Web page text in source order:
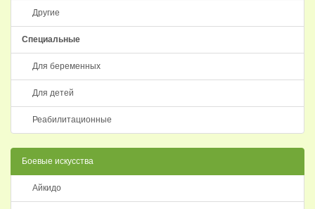
Другие
Специальные
Для беременных
Для детей
Реабилитационные
Боевые искусства
Айкидо